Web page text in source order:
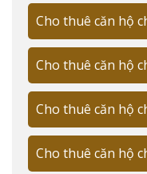
Cho thuê căn hộ
Cho thuê căn hộ
Cho thuê căn hộ
Cho thuê căn hộ